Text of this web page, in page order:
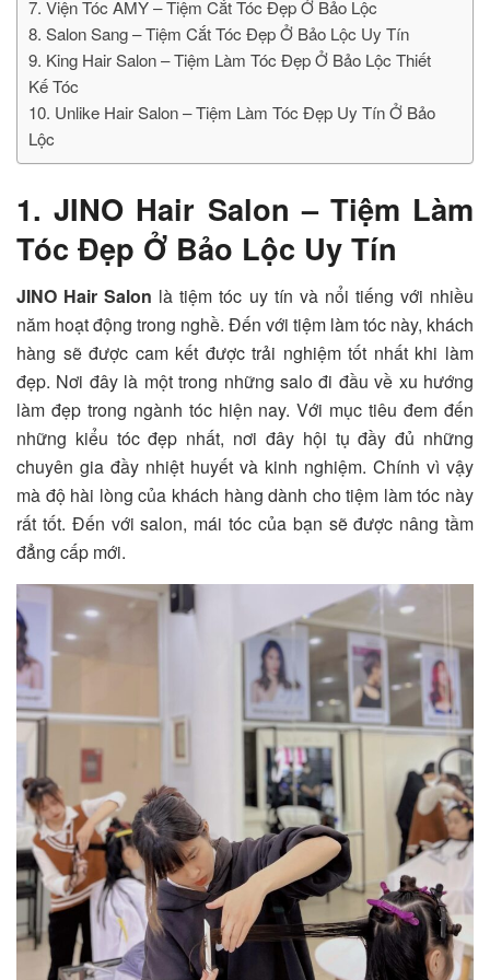
7. Viện Tóc AMY – Tiệm Cắt Tóc Đẹp Ở Bảo Lộc
8. Salon Sang – Tiệm Cắt Tóc Đẹp Ở Bảo Lộc Uy Tín
9. King Hair Salon – Tiệm Làm Tóc Đẹp Ở Bảo Lộc Thiết
Kế Tóc
10. Unlike Hair Salon – Tiệm Làm Tóc Đẹp Uy Tín Ở Bảo
Lộc
1. JINO Hair Salon – Tiệm Làm
Tóc Đẹp Ở Bảo Lộc Uy Tín
JINO Hair Salon là tiệm tóc uy tín và nổi tiếng với nhiều
năm hoạt động trong nghề. Đến với tiệm làm tóc này, khách
hàng sẽ được cam kết được trải nghiệm tốt nhất khi làm
đẹp. Nơi đây là một trong những salo đi đầu về xu hướng
làm đẹp trong ngành tóc hiện nay. Với mục tiêu đem đến
những kiểu tóc đẹp nhất, nơi đây hội tụ đầy đủ những
chuyên gia đầy nhiệt huyết và kinh nghiệm. Chính vì vậy
mà độ hài lòng của khách hàng dành cho tiệm làm tóc này
rất tốt. Đến với salon, mái tóc của bạn sẽ được nâng tầm
đẳng cấp mới.